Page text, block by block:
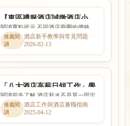
【東區禮服酒店誠徵酒店小
姐】日保五千、免脫、免秀
舞、免出場S
閱讀重點提示 不同酒店商圈的價格、
客群、交通與店型定位都有差異。本
文以「【東區禮服酒店誠徵...
酒店新手教學與常見問題 ·
2026-02-13
「八大酒店高薪日領工作」學
生短期酒店求職打工
閱讀前先了解 酒店薪水不是單一固定
數字，而是受到店型、出勤時段、節
數、客源與個人條件影響。...
酒店工作與酒店兼職指南 ·
2025-04-12